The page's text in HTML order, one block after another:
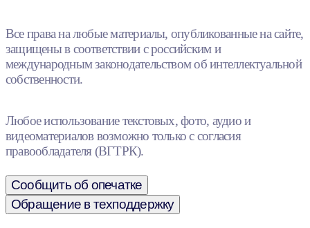
Все права на любые материалы, опубликованные на сайте,
защищены в соответствии с российским и
международным законодательством об интеллектуальной
собственности.
Любое использование текстовых, фото, аудио и
видеоматериалов возможно только с согласия
правообладателя (ВГТРК).
Сообщить об опечатке
Обращение в техподдержку